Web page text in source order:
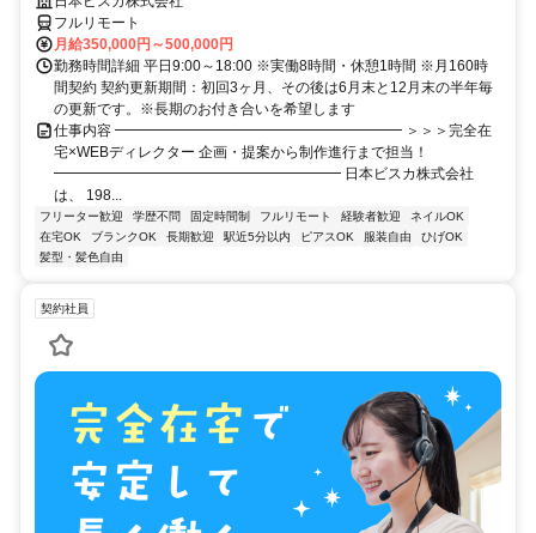
フルリモート
月給350,000円～500,000円
勤務時間詳細 平日9:00～18:00 ※実働8時間・休憩1時間 ※月160時
間契約 契約更新期間：初回3ヶ月、その後は6月末と12月末の半年毎
の更新です。※長期のお付き合いを希望します
仕事内容 ━━━━━━━━━━━━━━━━━━━━ ＞＞＞完全在
宅×WEBディレクター 企画・提案から制作進行まで担当！
━━━━━━━━━━━━━━━━━━━━ 日本ビスカ株式会社
は、 198...
フリーター歓迎 学歴不問 固定時間制 フルリモート 経験者歓迎
ネイルOK
在宅OK
ブランクOK 長期歓迎 駅近5分以内 ピアスOK 服装自由
ひげOK
髪型・髪色自由
契約社員